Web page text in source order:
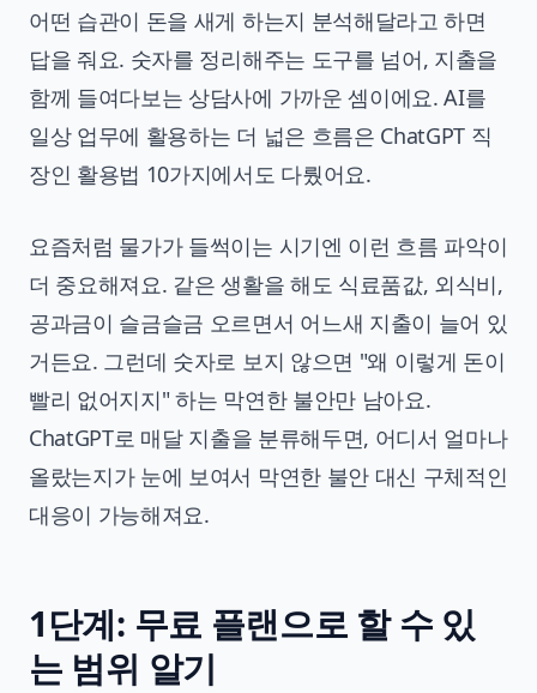
어떤 습관이 돈을 새게 하는지 분석해달라고 하면
답을 줘요. 숫자를 정리해주는 도구를 넘어, 지출을
함께 들여다보는 상담사에 가까운 셈이에요. AI를
일상 업무에 활용하는 더 넓은 흐름은 ChatGPT 직
장인 활용법 10가지에서도 다뤘어요.
요즘처럼 물가가 들썩이는 시기엔 이런 흐름 파악이
더 중요해져요. 같은 생활을 해도 식료품값, 외식비,
공과금이 슬금슬금 오르면서 어느새 지출이 늘어 있
거든요. 그런데 숫자로 보지 않으면 "왜 이렇게 돈이
빨리 없어지지" 하는 막연한 불안만 남아요.
ChatGPT로 매달 지출을 분류해두면, 어디서 얼마나
올랐는지가 눈에 보여서 막연한 불안 대신 구체적인
대응이 가능해져요.
1단계: 무료 플랜으로 할 수 있
는 범위 알기